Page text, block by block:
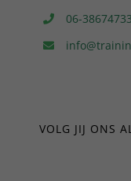
06-38674733
VOLG JIJ ONS